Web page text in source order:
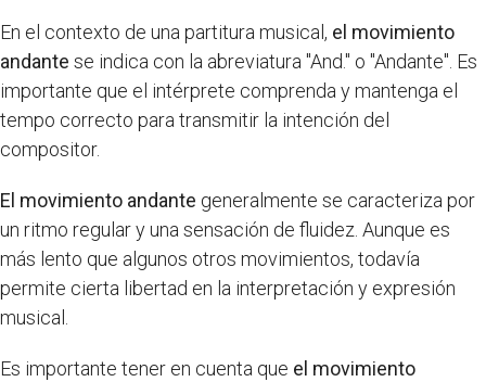
En el contexto de una partitura musical, el movimiento
andante se indica con la abreviatura "And." o "Andante". Es
importante que el intérprete comprenda y mantenga el
tempo correcto para transmitir la intención del
compositor.
El movimiento andante generalmente se caracteriza por
un ritmo regular y una sensación de fluidez. Aunque es
más lento que algunos otros movimientos, todavía
permite cierta libertad en la interpretación y expresión
musical.
Es importante tener en cuenta que el movimiento